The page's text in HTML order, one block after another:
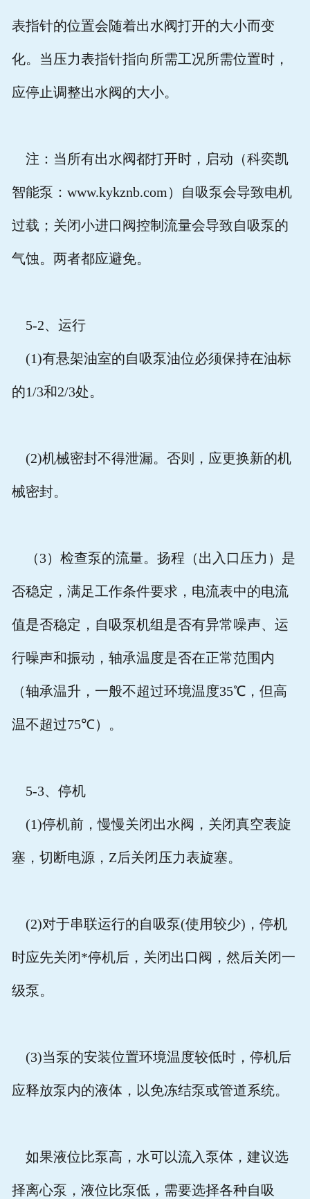
表指针的位置会随着出水阀打开的大小而变
化。当压力表指针指向所需工况所需位置时，
应停止调整出水阀的大小。
注：当所有出水阀都打开时，启动（科奕凯
智能泵：www.kykznb.com）自吸泵会导致电机
过载；关闭小进口阀控制流量会导致自吸泵的
气蚀。两者都应避免。
5-2、运行
(1)有悬架油室的自吸泵油位必须保持在油标
的1/3和2/3处。
(2)机械密封不得泄漏。否则，应更换新的机
械密封。
（3）检查泵的流量。扬程（出入口压力）是
否稳定，满足工作条件要求，电流表中的电流
值是否稳定，自吸泵机组是否有异常噪声、运
行噪声和振动，轴承温度是否在正常范围内
（轴承温升，一般不超过环境温度35℃，但高
温不超过75℃）。
5-3、停机
(1)停机前，慢慢关闭出水阀，关闭真空表旋
塞，切断电源， Z后关闭压力表旋塞。
(2)对于串联运行的自吸泵(使用较少) ，停机
时应先关闭*停机后，关闭出口阀，然后关闭一
级泵。
(3)当泵的安装位置环境温度较低时，停机后
应释放泵内的液体，以免冻结泵或管道系统。
如果液位比泵高，水可以流入泵体，建议选
择离心泵，液位比泵低，需要选择各种自吸